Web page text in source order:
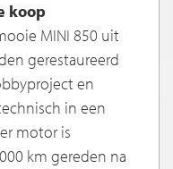
koop
MINI 850 uit
gerestaureerd
en
in een
motor is
km gereden na